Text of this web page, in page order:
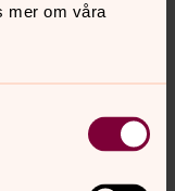
mer om våra